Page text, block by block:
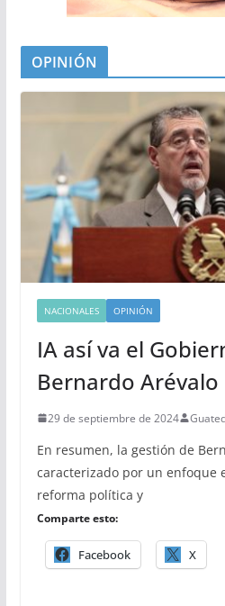
OPINIÓN
NACIONALES OPINIÓN
IA así va el
Bernardo Arévalo
29 de septiembre de 2024
En resumen, la gestión de
caracterizado por un enfoque
reforma política y
Comparte esto:
Facebook X